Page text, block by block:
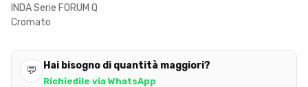
INDA Serie FORUM Q
Cromato
💬 Hai bisogno di quantità maggiori?
Richiedile via WhatsApp